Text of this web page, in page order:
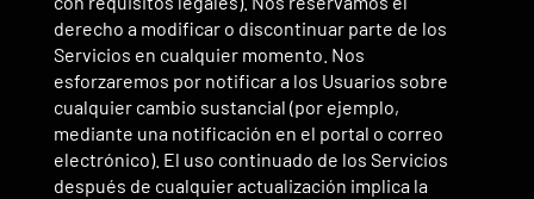
derecho a modificar o discontinuar parte de los
Servicios en cualquier momento. Nos
esforzaremos por notificar a los Usuarios sobre
cualquier cambio sustancial (por ejemplo,
mediante una notificación en el portal o correo
electrónico). El uso continuado de los Servicios
después de cualquier actualización implica la